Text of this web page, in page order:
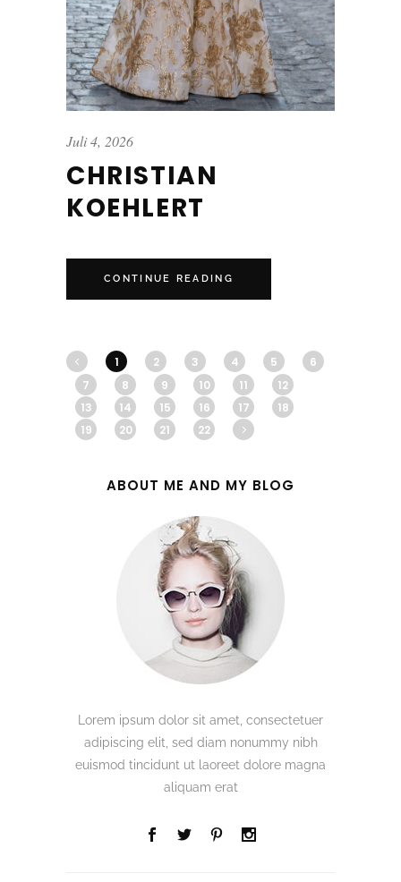
Juli 4, 2026
CHRISTIAN
KOEHLERT
CONTINUE READING
1 2 3 4 5
6
7
8 9 10 11
12
13
14 15 16 17
18
19
20 21 22
ABOUT ME AND MY BLOG
Lorem ipsum dolor sit amet, consectetuer
adipiscing elit, sed diam nonummy nibh
euismod tincidunt ut laoreet dolore magna
aliquam erat